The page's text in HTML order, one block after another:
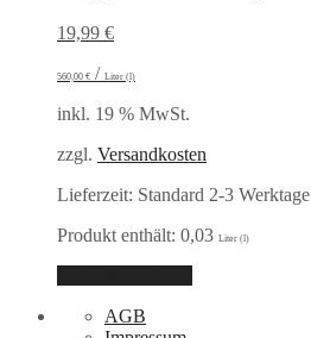
19,99 €
560,00 € / Liter (l)
inkl. 19 % MwSt.
zzgl. Versandkosten
Lieferzeit: Standard 2-3 Werktage
Produkt enthält: 0,03 Liter (l)
AGB